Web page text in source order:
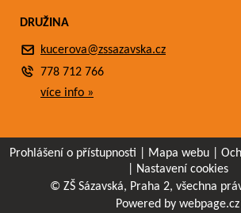
DRUŽINA
kucerova@zssazavska.cz
778 712 766
více info »
Prohlášení o přístupnosti Mapa webu
Nastavení cookies
© ZŠ Sázavská, Praha 2, všechna
Powered by webpage.cz